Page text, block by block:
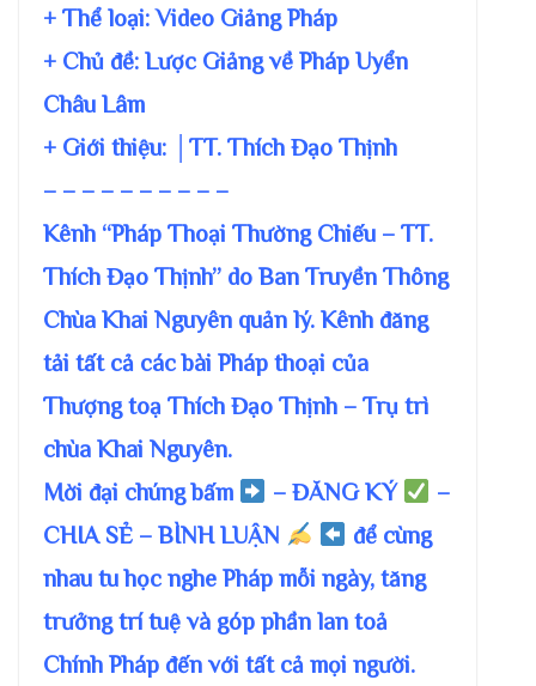
+ Thể loại: Video Giảng Pháp
+ Chủ đề: Lược Giảng về Pháp Uyển
Châu Lâm
+ Giới thiệu: │TT. Thích Đạo Thịnh
– – – – – – – – – –
Kênh “Pháp Thoại Thường Chiếu – TT.
Thích Đạo Thịnh” do Ban Truyền Thông
Chùa Khai Nguyên quản lý. Kênh đăng
tải tất cả các bài Pháp thoại của
Thượng toạ Thích Đạo Thịnh – Trụ trì
chùa Khai Nguyên.
Mời đại chúng bấm
– ĐĂNG KÝ
–
CHIA SẺ – BÌNH LUẬN
để cùng
nhau tu học nghe Pháp mỗi ngày, tăng
trưởng trí tuệ và góp phần lan toả
Chính Pháp đến với tất cả mọi người.